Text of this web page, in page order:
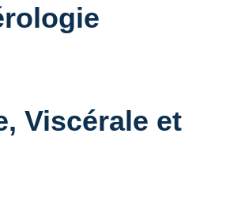
Viscérale et